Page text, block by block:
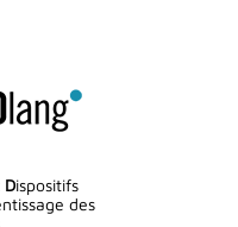
Dispositifs
des